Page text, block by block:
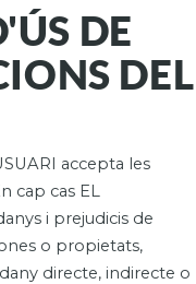
DE
DEL
accepta les
cap cas EL
i prejudicis de
o propietats,
directe, indirecte o